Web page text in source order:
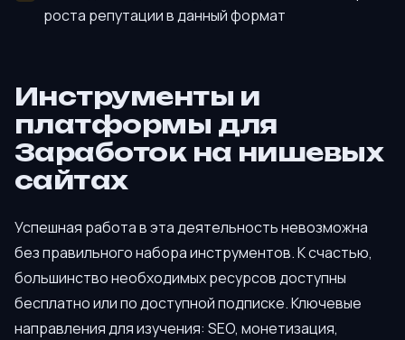
роста репутации в данный формат
Инструменты и
платформы для
Заработок на нишевых
сайтах
Успешная работа в эта деятельность невозможна
без правильного набора инструментов. К счастью,
большинство необходимых ресурсов доступны
бесплатно или по доступной подписке. Ключевые
направления для изучения: SEO, монетизация,